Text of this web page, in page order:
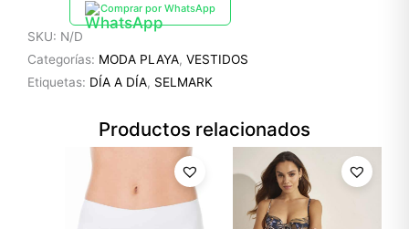
Comprar por WhatsApp
SKU: N/D
Categorías: MODA PLAYA, VESTIDOS
Etiquetas: DÍA A DÍA, SELMARK
Productos relacionados